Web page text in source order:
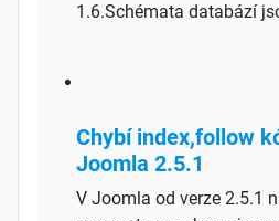
1.6.Schémata databází
Chybí index,follow
Joomla 2.5.1
V Joomla od verze 2.5.1